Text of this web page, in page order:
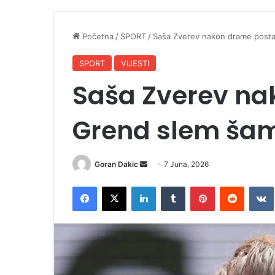
Početna/ SPORT/ Saša Zverev nakon drame
SPORT VIJESTI
Saša Zverev
Grend slem
Goran Dakic
a
m
7 Juna, 2026